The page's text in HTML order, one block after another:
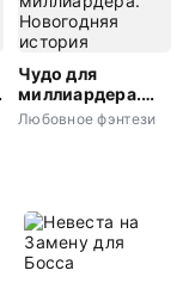
Чудо для
миллиардера.
Новогодняя
Любовное фэнтези